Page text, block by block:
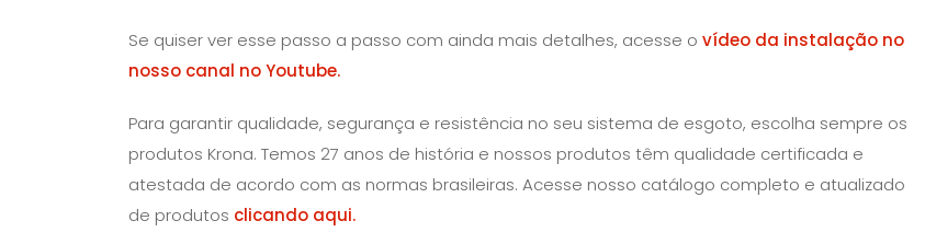
Se quiser ver esse passo a passo com ainda mais detalhes, acesse o vídeo da instalação no
nosso canal no Youtube.
Para garantir qualidade, segurança e resistência no seu sistema de esgoto, escolha sempre os
produtos Krona. Temos 27 anos de história e nossos produtos têm qualidade certificada e
atestada de acordo com as normas brasileiras. Acesse nosso catálogo completo e atualizado
de produtos clicando aqui.